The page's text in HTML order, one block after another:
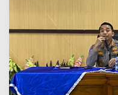
p
a
d
a
P
e
r